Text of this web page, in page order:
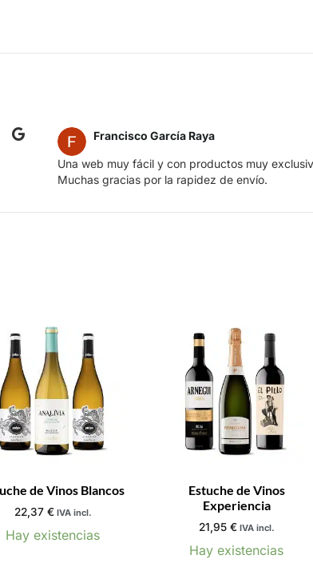
Francisco García Raya
Una web muy fácil y con productos muy
Muchas gracias por la rapidez de envío.
de Vinos Blancos
22,37 € IVA incl.
Hay existencias
Estuche de Vinos
Experiencia
21,95 € IVA incl.
Hay existencias